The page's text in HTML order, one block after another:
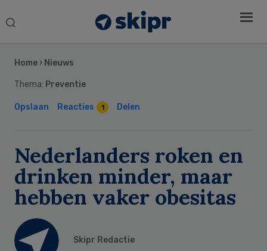
Search
Home › Nieuws
Thema: Preventie
Opslaan Reacties 1 Delen
Nederlanders roken en
drinken minder, maar
hebben vaker obesitas
Skipr Redactie
Sidebar